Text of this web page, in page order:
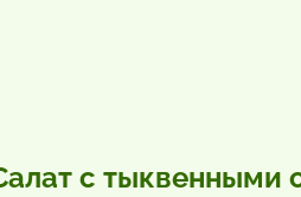
с тыквенными